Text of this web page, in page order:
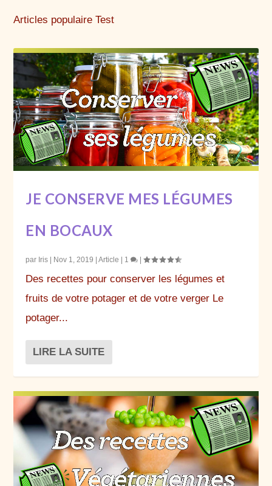
Articles populaire Test
JE CONSERVE MES LÉGUMES
EN BOCAUX
par Iris | Nov 1, 2019 |Article | 1 |
Des recettes pour conserver les légumes et
fruits de votre potager et de votre verger Le
potager...
LIRE LA SUITE